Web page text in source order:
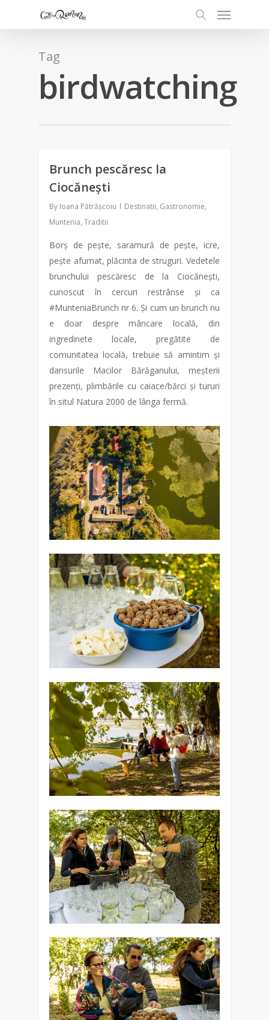
Tag
birdwatching
Brunch pescăresc la
Ciocănești
By Ioana Pătrășcoiu Destinatii, Gastronomie,
Muntenia, Traditii
Borș de pește, saramură de pește, icre,
pește afumat, plăcinta de struguri. Vedetele
brunchului pescăresc de la Ciocănești,
cunoscut în cercuri restrânse și ca
#MunteniaBrunch nr 6. Și cum un brunch nu
e doar despre mâncare locală, din
ingredinete locale, pregătite de
comunitatea locală, trebuie să amintim și
dansurile Macilor Bărăganului, meșterii
prezenți, plimbările cu caiace/bărci și tururi
în situl Natura 2000 de lânga fermă.
1